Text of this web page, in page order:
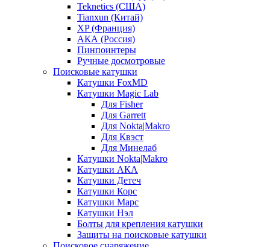
Teknetics (США)
Tianxun (Китай)
XP (Франция)
АКА (Россия)
Пинпоинтеры
Ручные досмотровые
Поисковые катушки
Катушки FoxMD
Катушки Magic Lab
Для Fisher
Для Garrett
Для Nokta|Makro
Для Квэст
Для Минелаб
Катушки Nokta|Makro
Катушки АКА
Катушки Детеч
Катушки Корс
Катушки Марс
Катушки Нэл
Болты для крепления катушки
Защиты на поисковые катушки